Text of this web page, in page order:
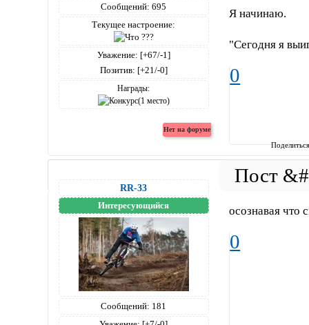
Сообщений: 695
Текущее настроение:
Уважение: [+67/-1]
Позитив: [+21/-0]
Награды:
Я начинаю.
"Сегодня я
0
RR-33
Интересующийся
Сообщений: 181
осознавая что
0